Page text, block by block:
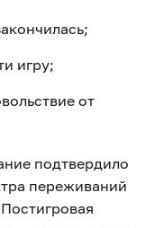
игру;
от
подтвердило
переживаний